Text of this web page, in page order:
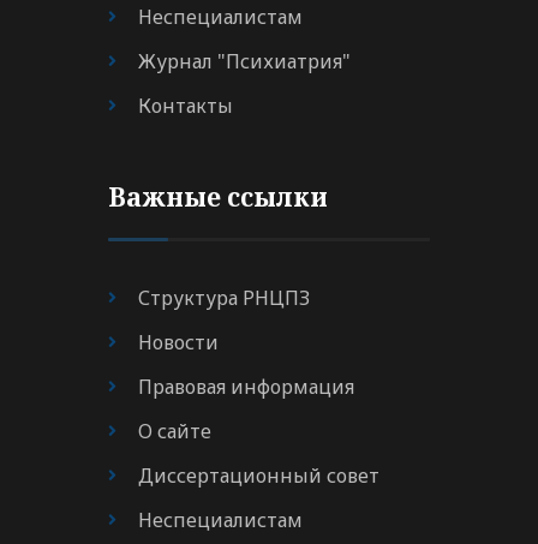
Неспециалистам
Журнал "Психиатрия"
Контакты
Важные ссылки
Структура РНЦПЗ
Новости
Правовая информация
О сайте
Диссертационный совет
Неспециалистам